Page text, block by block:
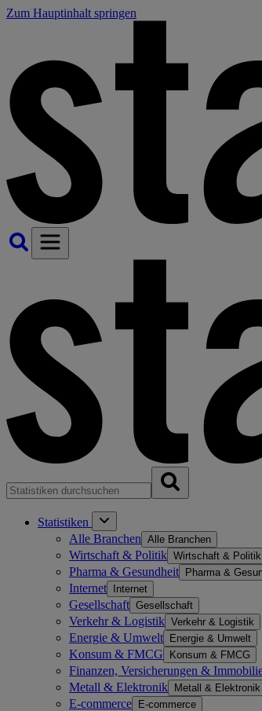
Zum Hauptinhalt springen
Statistiken
Alle Branchen Alle Branchen
Wirtschaft & Politik Wirtschaft & Politik
Pharma & Gesundheit Pharma &
Internet Internet
Gesellschaft Gesellschaft
Verkehr & Logistik Verkehr & Logistik
Energie & Umwelt Energie & Umwelt
Konsum & FMCG Konsum & FMCG
Finanzen, Versicherungen &
Metall & Elektronik Metall & Elektronik
E-commerce E-commerce